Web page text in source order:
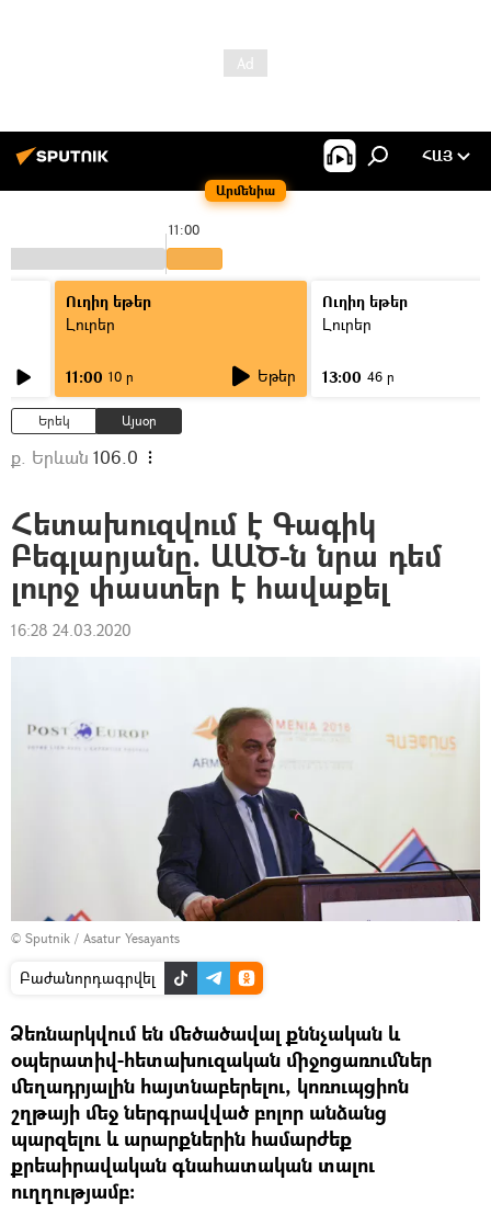
Արմենիա
ՀԱՅ
11:00
Ուղիղ եթեր
Լուրեր
11:00 10 ր Եթեր
Ուղիղ եթեր
Լուրեր
13:00 46 ր
Երեկ Այսօր
ք. Երևան 106.0
Հետախուզվում է Գագիկ
Բեգլարյանը. ԱԱԾ-ն նրա դեմ
լուրջ փաստեր է հավաքել
16:28 24.03.2020
© Sputnik / Asatur Yesayants
Բաժանորդագրվել
Ձեռնարկվում են մեծածավալ քննչական և
օպերատիվ-հետախուզական միջոցառումներ
մեղադրյալին հայտնաբերելու, կոռուպցիոն
շղթայի մեջ ներգրավված բոլոր անձանց
պարզելու և արարքներին համարժեք
քրեաիրավական գնահատական տալու
ուղղությամբ։